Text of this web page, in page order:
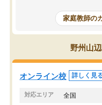
めて1年ほどだった今では
科目が増えてきました！
であるので無料の週末教室
がら頑張って欲しいと思
家庭教師の
野州山
オンライン校 詳しく見
対応エリア 全国